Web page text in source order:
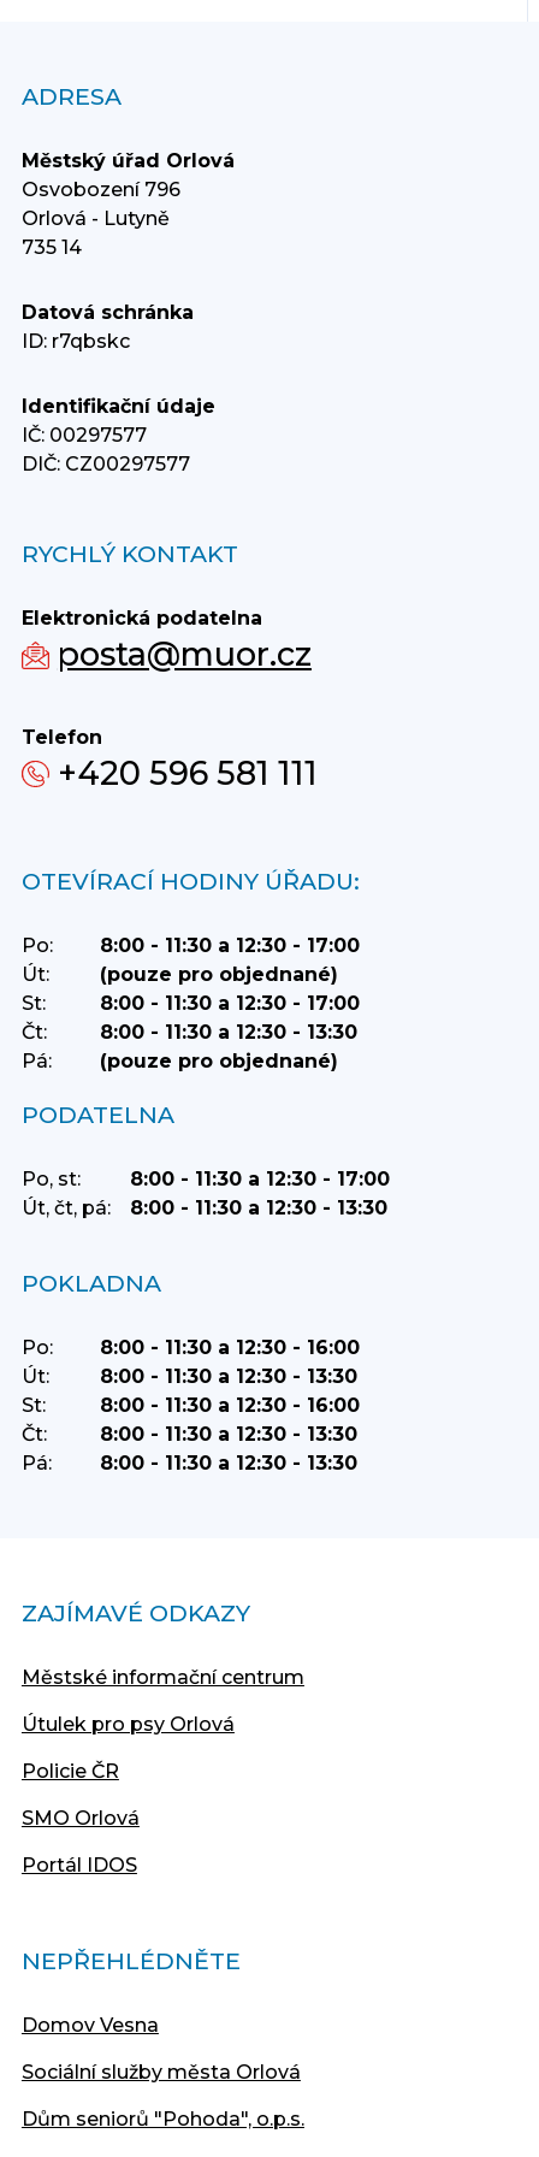
ADRESA
Městský úřad Orlová
Osvobození 796
Orlová - Lutyně
735 14
Datová schránka
ID: r7qbskc
Identifikační údaje
IČ: 00297577
DIČ: CZ00297577
RYCHLÝ KONTAKT
Elektronická podatelna
posta@muor.cz
Telefon
+420 596 581 111
OTEVÍRACÍ HODINY ÚŘADU:
Po:
8:00 - 11:30 a 12:30 - 17:00
Út:
(pouze pro objednané)
St:
8:00 - 11:30 a 12:30 - 17:00
Čt:
8:00 - 11:30 a 12:30 - 13:30
Pá:
(pouze pro objednané)
PODATELNA
Po, st:
8:00 - 11:30 a 12:30 - 17:00
Út, čt, pá:
8:00 - 11:30 a 12:30 - 13:30
POKLADNA
Po:
8:00 - 11:30 a 12:30 - 16:00
Út:
8:00 - 11:30 a 12:30 - 13:30
St:
8:00 - 11:30 a 12:30 - 16:00
Čt:
8:00 - 11:30 a 12:30 - 13:30
Pá:
8:00 - 11:30 a 12:30 - 13:30
ZAJÍMAVÉ ODKAZY
Městské informační centrum
Útulek pro psy Orlová
Policie ČR
SMO Orlová
Portál IDOS
NEPŘEHLÉDNĚTE
Domov Vesna
Sociální služby města Orlová
Dům seniorů "Pohoda", o.p.s.